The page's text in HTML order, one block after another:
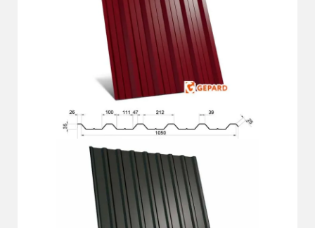
ГП-35 СО
Докладніше